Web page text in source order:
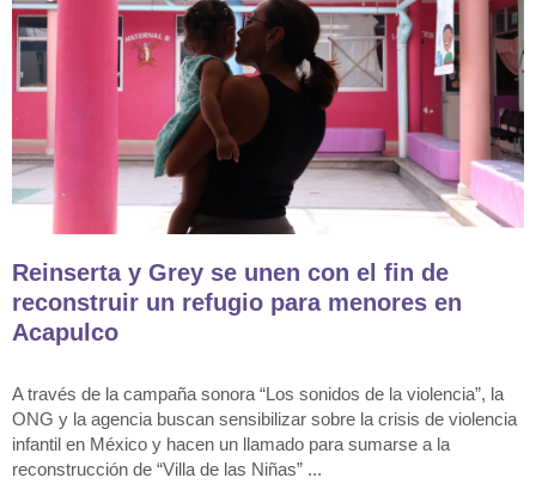
Reinserta y Grey se unen con el fin de
reconstruir un refugio para menores en
Acapulco
A través de la campaña sonora “Los sonidos de la violencia”, la
ONG y la agencia buscan sensibilizar sobre la crisis de violencia
infantil en México y hacen un llamado para sumarse a la
reconstrucción de “Villa de las Niñas” ...